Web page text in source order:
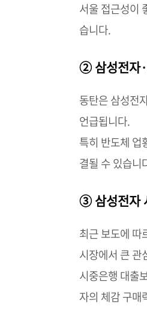
서울 접근성이
습니다.
② 삼성전자
동탄은 삼성전
언급됩니다.
특히 반도체 업
결될 수 있습니
③ 삼성전자
최근 보도에 따
시장에서 큰 관
시중은행 대출
자의 체감 구매